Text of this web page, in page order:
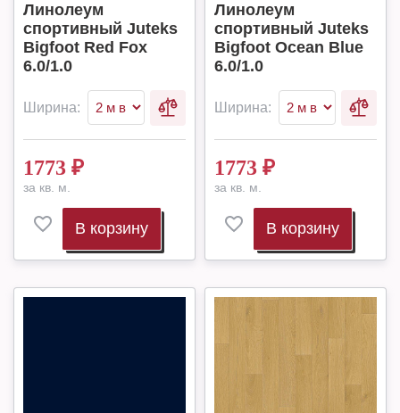
Линолеум
спортивный Juteks
Bigfoot Red Fox
6.0/1.0
Ширина:
1773 ₽
за кв. м.
В корзину
Линолеум
спортивный Juteks
Bigfoot Ocean Blue
6.0/1.0
Ширина:
1773 ₽
за кв. м.
В корзину